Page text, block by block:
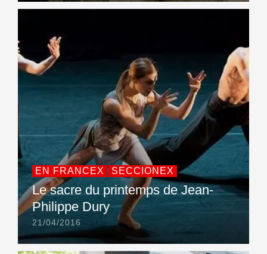
EN FRANCEX SECCIONEX
Le sacre du printemps de Jean-
Philippe Dury
21/04/2016